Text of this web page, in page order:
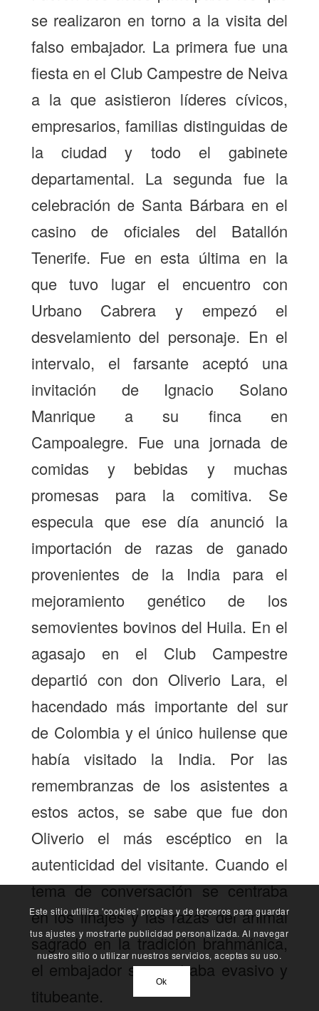
se realizaron en torno a la visita del
falso embajador. La primera fue una
fiesta en el Club Campestre de Neiva
a la que asistieron líderes cívicos,
empresarios, familias distinguidas de
la ciudad y todo el gabinete
departamental. La segunda fue la
celebración de Santa Bárbara en el
casino de oficiales del Batallón
Tenerife. Fue en esta última en la
que tuvo lugar el encuentro con
Urbano Cabrera y empezó el
desvelamiento del personaje. En el
intervalo, el farsante aceptó una
invitación de Ignacio Solano
Manrique a su finca en
Campoalegre. Fue una jornada de
comidas y bebidas y muchas
promesas para la comitiva. Se
especula que ese día anunció la
importación de razas de ganado
provenientes de la India para el
mejoramiento genético de los
semovientes bovinos del Huila. En el
agasajo en el Club Campestre
departió con don Oliverio Lara, el
hacendado más importante del sur
de Colombia y el único huilense que
había visitado la India. Por las
remembranzas de los asistentes a
estos actos, se sabe que fue don
Oliverio el más escéptico en la
autenticidad del visitante. Cuando el
tema de conversación se centraba
en los linajes y las razas del animal
sagrado en la tradición brahmánica,
el embajador se mostraba evasivo y
titubeante.
Este sitio utliliza 'cookies' propias y de terceros para guardar
tus ajustes y mostrarte publicidad personalizada. Al navegar
nuestro sitio o utilizar nuestros servicios, aceptas su uso.
Ok